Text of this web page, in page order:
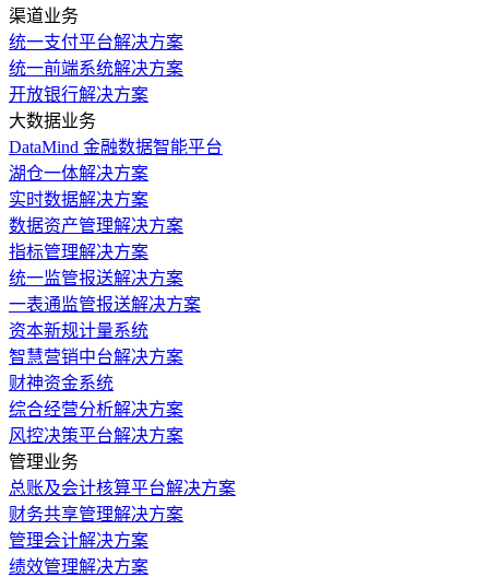
渠道业务
统一支付平台解决方案
统一前端系统解决方案
开放银行解决方案
大数据业务
DataMind 金融数据智能平台
湖仓一体解决方案
实时数据解决方案
数据资产管理解决方案
指标管理解决方案
统一监管报送解决方案
一表通监管报送解决方案
资本新规计量系统
智慧营销中台解决方案
财神资金系统
综合经营分析解决方案
风控决策平台解决方案
管理业务
总账及会计核算平台解决方案
财务共享管理解决方案
管理会计解决方案
绩效管理解决方案